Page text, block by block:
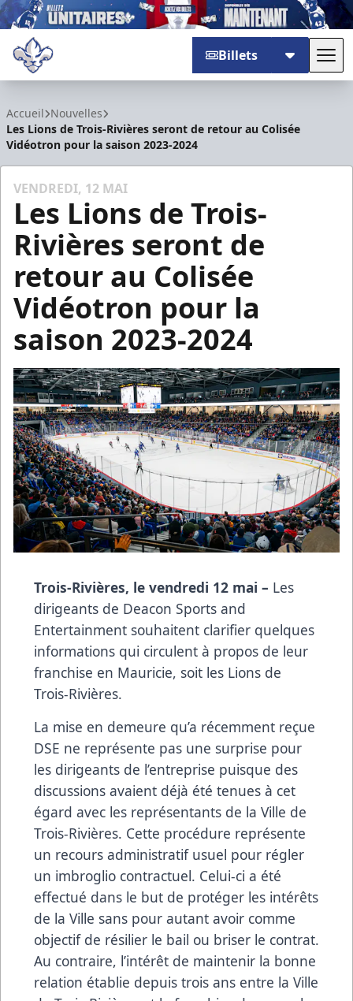
Billets
Accueil Nouvelles
Les Lions de Trois-Rivières seront de retour au Colisée
Vidéotron pour la saison 2023-2024
VENDREDI, 12 MAI
Les Lions de Trois-
Rivières seront de
retour au Colisée
Vidéotron pour la
saison 2023-2024
Trois-Rivières, le vendredi 12 mai – Les
dirigeants de Deacon Sports and
Entertainment souhaitent clarifier quelques
informations qui circulent à propos de leur
franchise en Mauricie, soit les Lions de
Trois-Rivières.
La mise en demeure qu’a récemment reçue
DSE ne représente pas une surprise pour
les dirigeants de l’entreprise puisque des
discussions avaient déjà été tenues à cet
égard avec les représentants de la Ville de
Trois-Rivières. Cette procédure représente
un recours administratif usuel pour régler
un imbroglio contractuel. Celui-ci a été
effectué dans le but de protéger les intérêts
de la Ville sans pour autant avoir comme
objectif de résilier le bail ou briser le contrat.
Au contraire, l’intérêt de maintenir la bonne
relation établie depuis trois ans entre la Ville